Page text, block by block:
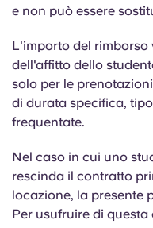
e non può essere
L'importo del
dell'affitto dello
solo per le
di durata specifica,
frequentate.
Nel caso in cui uno
rescinda il contratto
locazione, la presente
Per usufruire di